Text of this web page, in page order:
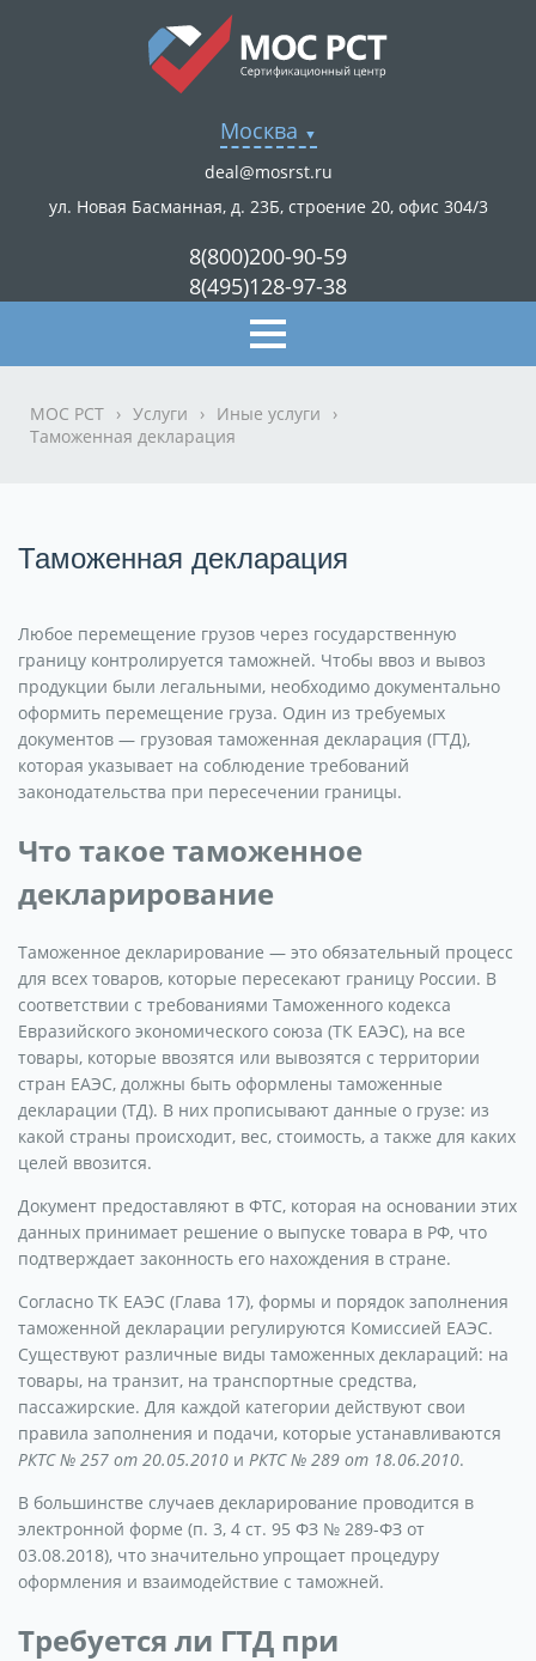
Москва
deal@mosrst.ru
ул. Новая Басманная, д. 23Б, строение 20, офис 304/3
8(800)200-90-59
8(495)128-97-38
МОС РСТ › Услуги › Иные услуги
›
Таможенная декларация
Таможенная декларация
Любое перемещение грузов через государственную
границу контролируется таможней. Чтобы ввоз и вывоз
продукции были легальными, необходимо документально
оформить перемещение груза. Один из требуемых
документов — грузовая таможенная декларация (ГТД),
которая указывает на соблюдение требований
законодательства при пересечении границы.
Что такое таможенное
декларирование
Таможенное декларирование — это обязательный процесс
для всех товаров, которые пересекают границу России. В
соответствии с требованиями Таможенного кодекса
Евразийского экономического союза (ТК ЕАЭС), на все
товары, которые ввозятся или вывозятся с территории
стран ЕАЭС, должны быть оформлены таможенные
декларации (ТД). В них прописывают данные о грузе: из
какой страны происходит, вес, стоимость, а также для каких
целей ввозится.
Документ предоставляют в ФТС, которая на основании этих
данных принимает решение о выпуске товара в РФ, что
подтверждает законность его нахождения в стране.
Согласно ТК ЕАЭС (Глава 17), формы и порядок заполнения
таможенной декларации регулируются Комиссией ЕАЭС.
Существуют различные виды таможенных деклараций: на
товары, на транзит, на транспортные средства,
пассажирские. Для каждой категории действуют свои
правила заполнения и подачи, которые устанавливаются
РКТС № 257 от 20.05.2010 и РКТС № 289 от 18.06.2010.
В большинстве случаев декларирование проводится в
электронной форме (п. 3, 4 ст. 95 ФЗ № 289-ФЗ от
03.08.2018), что значительно упрощает процедуру
оформления и взаимодействие с таможней.
Требуется ли ГТД при